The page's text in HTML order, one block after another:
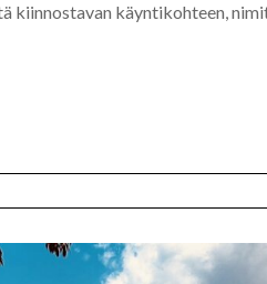
kiinnostavan käyntikohteen,